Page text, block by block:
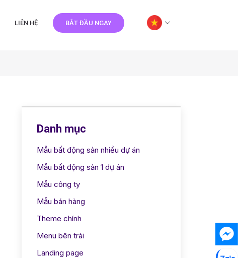
LIÊN HỆ BẮT ĐẦU NGAY
Danh mục
Mẫu bất động sản nhiều dự án
Mẫu bất động sản 1 dự án
Mẫu công ty
Mẫu bán hàng
Theme chính
Menu bên trái
Landing page